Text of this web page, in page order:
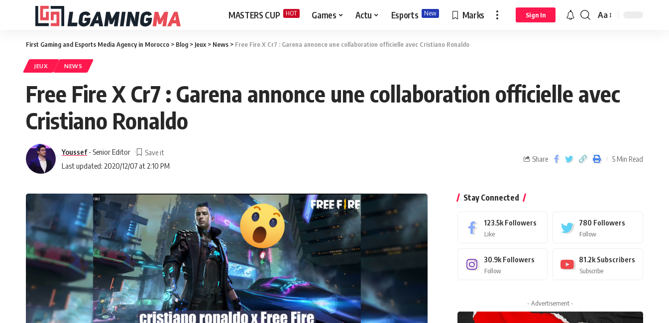
MASTERS CUP HOT Games Actu Esports New Marks Sign In Aa
First Gaming and Esports Media Agency in Morocco > Blog > Jeux > News > Free Fire X Cr7 : Garena annonce une collaboration officielle avec Cristiano Ronaldo
JEUX NEWS
Free Fire X Cr7 : Garena annonce une collaboration officielle avec
Cristiano Ronaldo
Last updated: 2020/12/07 at 2:10 PM
Youssef- Senior Editor
Share 5 Min Read
Stay Connected
123.5k Followers
Like
780 Followers
Follow
30.9k Followers
Follow
81.2k Subscribers
Subscribe
- Advertisement -